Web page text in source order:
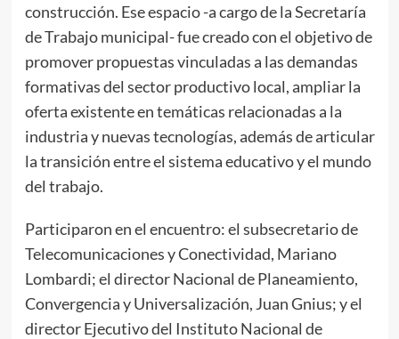
construcción. Ese espacio -a cargo de la Secretaría
de Trabajo municipal- fue creado con el objetivo de
promover propuestas vinculadas a las demandas
formativas del sector productivo local, ampliar la
oferta existente en temáticas relacionadas a la
industria y nuevas tecnologías, además de articular
la transición entre el sistema educativo y el mundo
del trabajo.
Participaron en el encuentro: el subsecretario de
Telecomunicaciones y Conectividad, Mariano
Lombardi; el director Nacional de Planeamiento,
Convergencia y Universalización, Juan Gnius; y el
director Ejecutivo del Instituto Nacional de